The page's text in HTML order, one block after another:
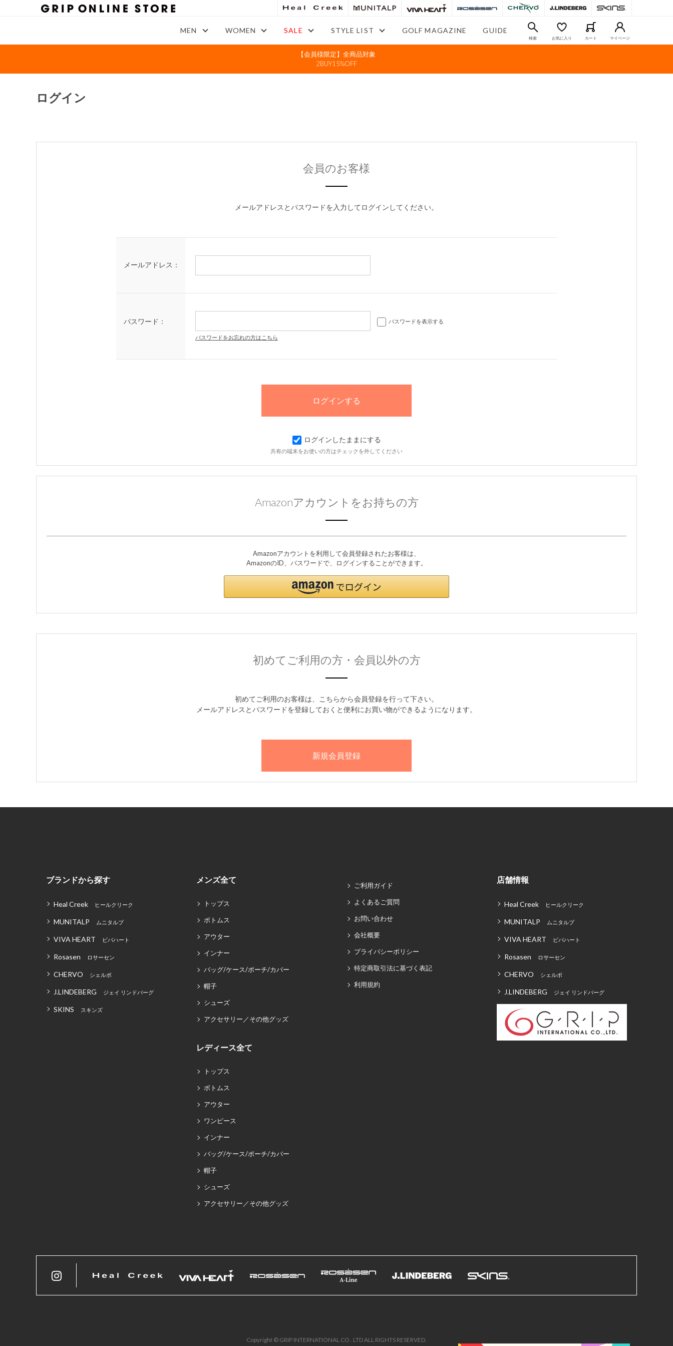
MEN WOMEN SALE STYLE LIST GOLF MAGAZINE GUIDE
検索 お気に入り カート マイページ
【会員様限定】全商品対象
2BUY15%OFF
ログイン
会員のお客様
メールアドレスとパスワードを入力してログインしてください。
メールアドレス：
パスワード： パスワードを表示する
パスワードをお忘れの方はこちら
ログインしたままにする
共有の端末をお使いの方はチェックを外してください
Amazonアカウントをお持ちの方
Amazonアカウントを利用して会員登録されたお客様は、
AmazonのID、パスワードで、ログインすることができます。
初めてご利用の方・会員以外の方
初めてご利用のお客様は、こちらから会員登録を行って下さい。
メールアドレスとパスワードを登録しておくと便利にお買い物ができるようになります。
ブランドから探す
Heal Creek ヒールクリーク
MUNITALP ムニタルプ
VIVA HEART ビバハート
Rosasen ロサーセン
CHERVO シェルボ
J.LINDEBERG ジェイ リンドバーグ
SKINS スキンズ
メンズ全て
トップス
ボトムス
アウター
インナー
バッグ/ケース/ポーチ/カバー
帽子
シューズ
アクセサリー／その他グッズ
レディース全て
トップス
ボトムス
アウター
ワンピース
インナー
バッグ/ケース/ポーチ/カバー
帽子
シューズ
アクセサリー／その他グッズ
ご利用ガイド
よくあるご質問
お問い合わせ
会社概要
プライバシーポリシー
特定商取引法に基づく表記
利用規約
店舗情報
Heal Creek ヒールクリーク
MUNITALP ムニタルプ
VIVA HEART ビバハート
Rosasen ロサーセン
CHERVO シェルボ
J.LINDEBERG ジェイ リンドバーグ
Copyright © GRIP INTERNATIONAL CO . LTD ALL RIGHTS RESERVED.